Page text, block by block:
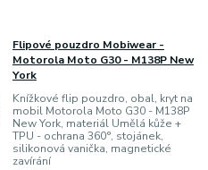
Flipové pouzdro Mobiwear -
Motorola Moto G30 - M138P New
York
Knížkové flip pouzdro, obal, kryt na
mobil Motorola Moto G30 - M138P
New York, materiál Umělá kůže +
TPU - ochrana 360°, stojánek,
silikonová vanička, magnetické
zavírání